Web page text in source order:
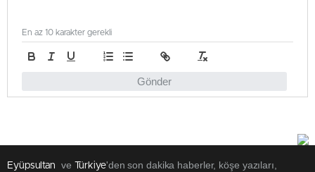
Gönder
En az 10 karakter gerekli
Eyüpsultan ve Türkiye'den son dakika haberler, köşe yazıları,